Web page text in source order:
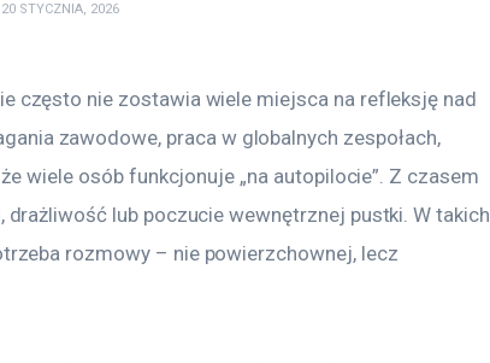
20 STYCZNIA, 2026
często nie zostawia wiele miejsca na refleksję nad
zawodowe, praca w globalnych zespołach,
wiele osób funkcjonuje „na autopilocie”. Z czasem
lub poczucie wewnętrznej pustki. W takich
rozmowy – nie powierzchownej, lecz